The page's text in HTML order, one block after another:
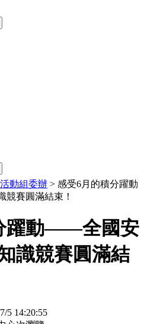
活動組委辦 > 感受6月的積分躍動
賽圓滿結束！
躍動——全國安
識競賽圓滿結
5 14:20:55